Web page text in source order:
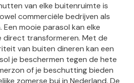
van elke buitenruimte is
commerciële bedrijven als
Een mooie parasol kan elke
transformeren. Met de
van buiten dineren kan een
je beschermen tegen de hete
of je beschutting bieden
zomerse bui in Nederland. De